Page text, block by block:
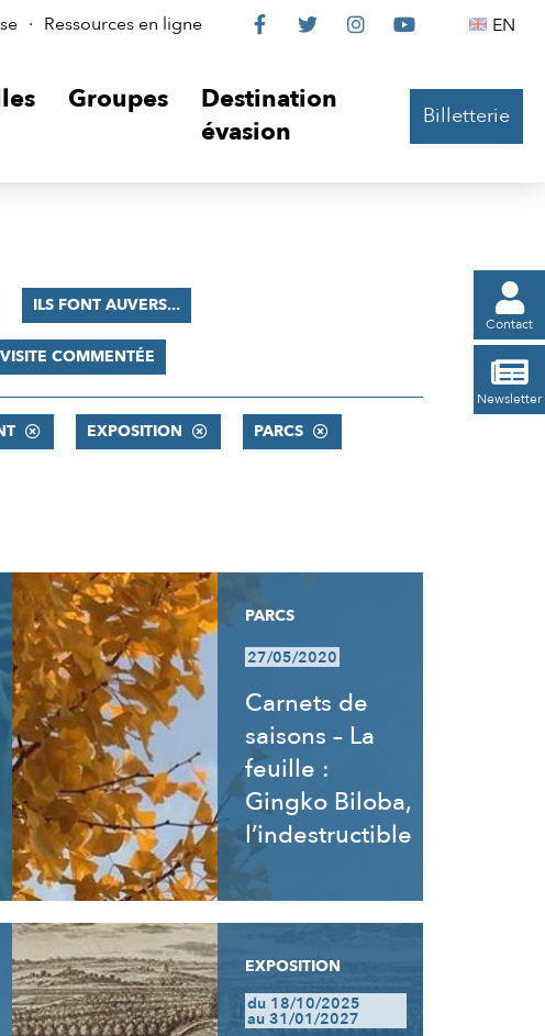
Ressources en ligne
Le
sur

Le

Le

Le
 EN
Groupes
Destination
évasion
Billetterie

Contact

Newsletter
ILS FONT AUVERS...
VISITE COMMENTÉE
EXPOSITION PARCS
PARCS
27/05/2020
Carnets de
saisons – La
feuille :
Gingko Biloba,
l’indestructible
EXPOSITION
du 18/10/2025
au 31/01/2027